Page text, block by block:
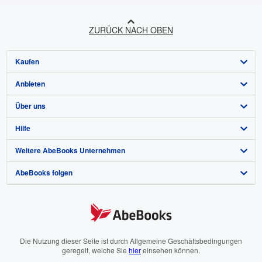
ZURÜCK NACH OBEN
Kaufen
Detailsuche
Sammlungen
Nutzerkonto
Meine Bestellungen
Warenkorb
Anbieten
Verkäufer werden
Partnerprogramm
Empfehlen Sie einen Verkäufer
Über uns
Über uns / Impressum
Presse
Karriere
Cookie-Hinweis
Hilfe
Hilfebereich
Kundenservice
Weitere AbeBooks Unternehmen
AbeBooks.com
AbeBooks.it
AbeBooks folgen
Die Nutzung dieser Seite ist durch Allgemeine Geschäftsbedingungen
geregelt, welche Sie hiereinsehen können.